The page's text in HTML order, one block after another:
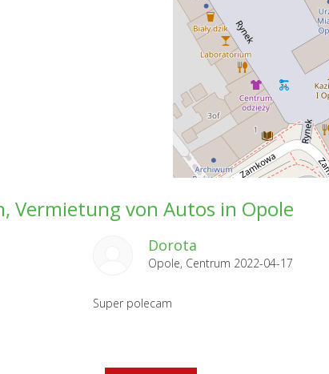
Vermietung von Autos in Opole
Dorota
Opole, Centrum 2022-04-17
Super polecam